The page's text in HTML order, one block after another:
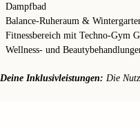
Dampfbad
Balance-Ruheraum &
Fitnessbereich mit Techno-Gym
Wellness- und
Deine Inklusivleistungen: Die